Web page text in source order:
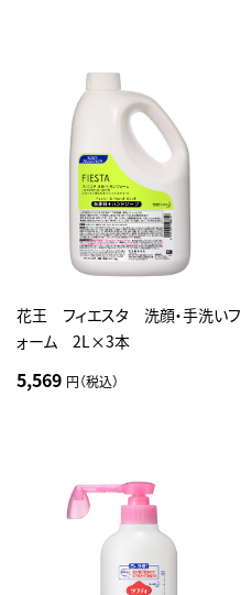
花王 フィエスタ 洗顔・手洗いフ
ォーム 2L×3本
5,569 円（税込）